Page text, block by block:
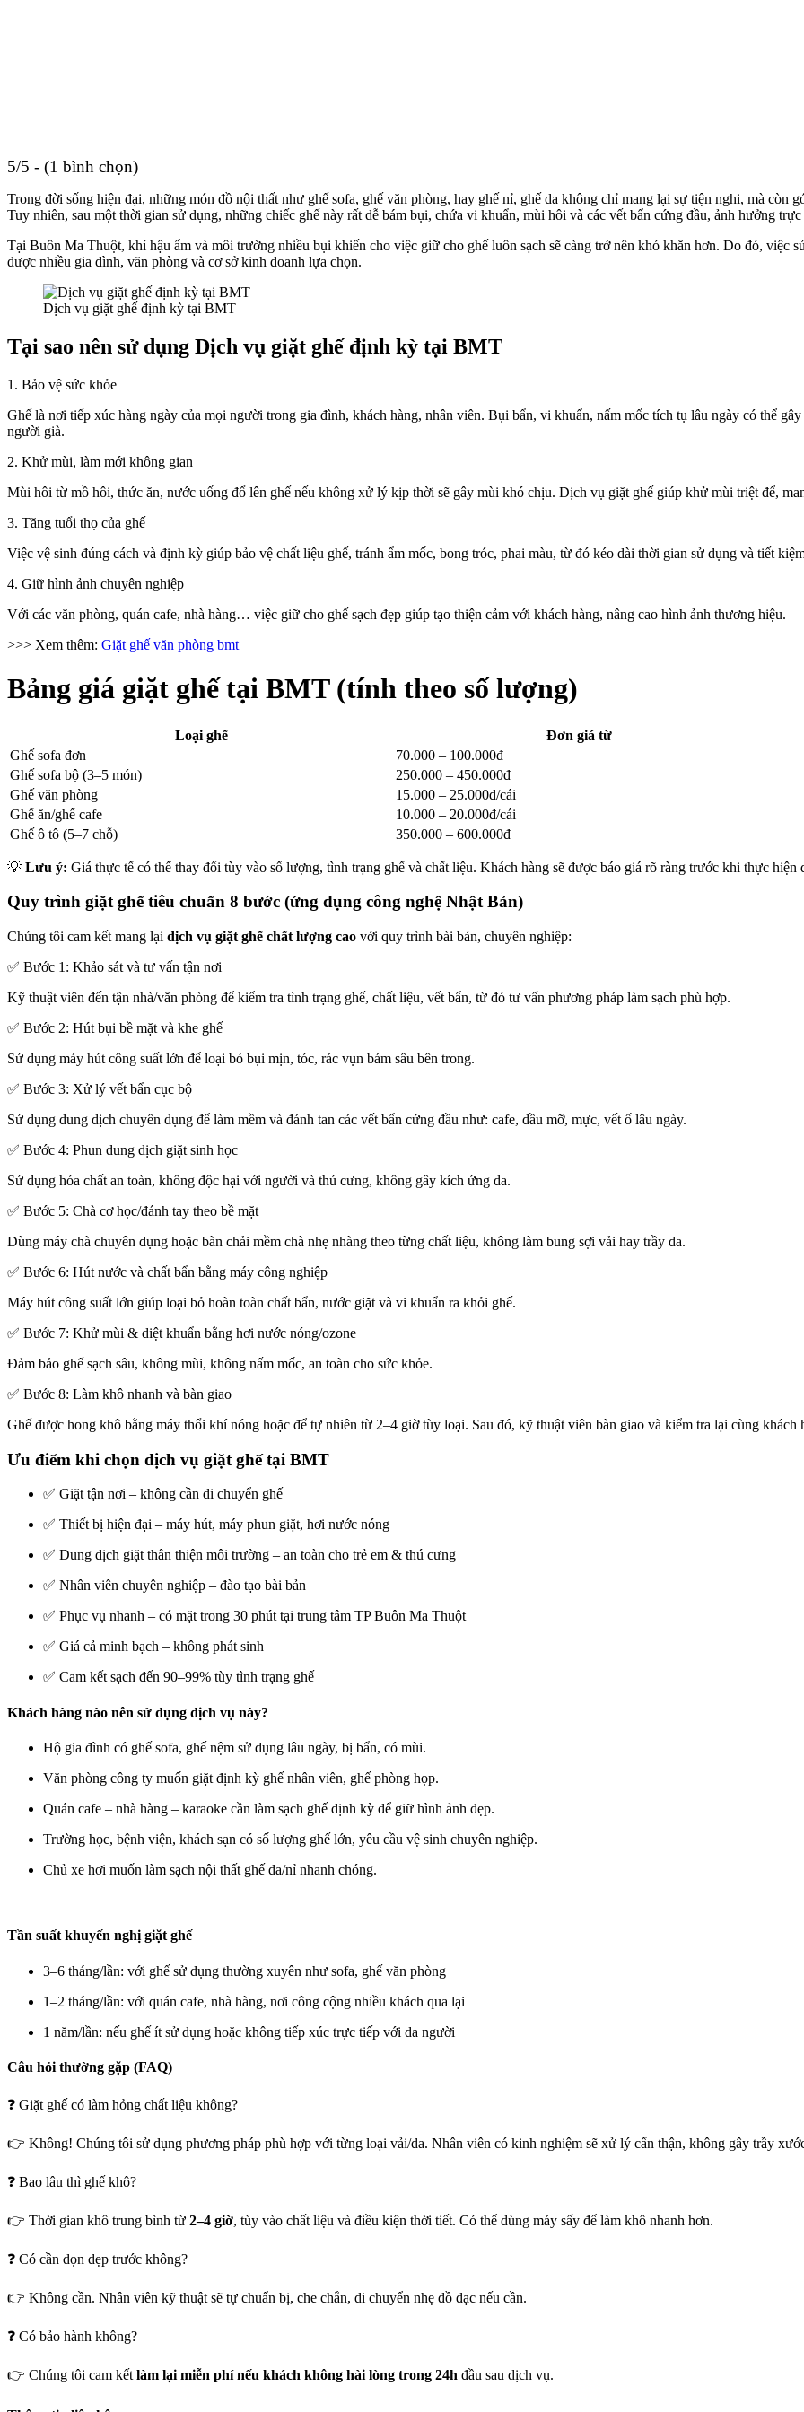
5/5 - (1 bình chọn)
Trong đời sống hiện đại, những món đồ nội thất như ghế sofa, ghế văn phòng, hay ghế nỉ, ghế da không chỉ mang lại sự tiện nghi, mà còn
Tuy nhiên, sau một thời gian sử dụng, những chiếc ghế này rất dễ bám bụi, chứa vi khuẩn, mùi hôi và các vết bẩn cứng đầu, ảnh hưởng
Tại Buôn Ma Thuột, khí hậu ẩm và môi trường nhiều bụi khiến cho việc giữ cho ghế luôn sạch sẽ càng trở nên khó khăn hơn. Do đó, việc
được nhiều gia đình, văn phòng và cơ sở kinh doanh lựa chọn.
Dịch vụ giặt ghế định kỳ tại BMT
Tại sao nên sử dụng Dịch vụ giặt ghế định kỳ tại BMT
1. Bảo vệ sức khỏe
Ghế là nơi tiếp xúc hàng ngày của mọi người trong gia đình, khách hàng, nhân viên. Bụi bẩn, vi khuẩn, nấm mốc tích tụ lâu ngày có thể
người già.
2. Khử mùi, làm mới không gian
Mùi hôi từ mồ hôi, thức ăn, nước uống đổ lên ghế nếu không xử lý kịp thời sẽ gây mùi khó chịu. Dịch vụ giặt ghế giúp khử mùi triệt để,
3. Tăng tuổi thọ của ghế
Việc vệ sinh đúng cách và định kỳ giúp bảo vệ chất liệu ghế, tránh ẩm mốc, bong tróc, phai màu, từ đó kéo dài thời gian sử dụng và tiết
4. Giữ hình ảnh chuyên nghiệp
Với các văn phòng, quán cafe, nhà hàng… việc giữ cho ghế sạch đẹp giúp tạo thiện cảm với khách hàng, nâng cao hình ảnh thương hiệu.
>>> Xem thêm: Giặt ghế văn phòng bmt
Bảng giá giặt ghế tại BMT(tính theo số lượng)
Loại ghế
Đơn giá từ
Ghế sofa đơn
70.000 – 100.000đ
Ghế sofa bộ (3–5 món)
250.000 – 450.000đ
Ghế văn phòng
15.000 – 25.000đ/cái
Ghế ăn/ghế cafe
10.000 – 20.000đ/cái
Ghế ô tô (5–7 chỗ)
350.000 – 600.000đ
💡 Lưu ý: Giá thực tế có thể thay đổi tùy vào số lượng, tình trạng ghế và chất liệu. Khách hàng sẽ được báo giá rõ ràng trước khi thực
Quy trình giặt ghế tiêu chuẩn 8 bước (ứng dụng công nghệ Nhật Bản)
Chúng tôi cam kết mang lại dịch vụ giặt ghế chất lượng cao với quy trình bài bản, chuyên nghiệp:
✅ Bước 1: Khảo sát và tư vấn tận nơi
Kỹ thuật viên đến tận nhà/văn phòng để kiểm tra tình trạng ghế, chất liệu, vết bẩn, từ đó tư vấn phương pháp làm sạch phù hợp.
✅ Bước 2: Hút bụi bề mặt và khe ghế
Sử dụng máy hút công suất lớn để loại bỏ bụi mịn, tóc, rác vụn bám sâu bên trong.
✅ Bước 3: Xử lý vết bẩn cục bộ
Sử dụng dung dịch chuyên dụng để làm mềm và đánh tan các vết bẩn cứng đầu như: cafe, dầu mỡ, mực, vết ố lâu ngày.
✅ Bước 4: Phun dung dịch giặt sinh học
Sử dụng hóa chất an toàn, không độc hại với người và thú cưng, không gây kích ứng da.
✅ Bước 5: Chà cơ học/đánh tay theo bề mặt
Dùng máy chà chuyên dụng hoặc bàn chải mềm chà nhẹ nhàng theo từng chất liệu, không làm bung sợi vải hay trầy da.
✅ Bước 6: Hút nước và chất bẩn bằng máy công nghiệp
Máy hút công suất lớn giúp loại bỏ hoàn toàn chất bẩn, nước giặt và vi khuẩn ra khỏi ghế.
✅ Bước 7: Khử mùi & diệt khuẩn bằng hơi nước nóng/ozone
Đảm bảo ghế sạch sâu, không mùi, không nấm mốc, an toàn cho sức khỏe.
✅ Bước 8: Làm khô nhanh và bàn giao
Ghế được hong khô bằng máy thổi khí nóng hoặc để tự nhiên từ 2–4 giờ tùy loại. Sau đó, kỹ thuật viên bàn giao và kiểm tra lại cùng khách
Ưu điểm khi chọn dịch vụ giặt ghế tại BMT
✅ Giặt tận nơi – không cần di chuyển ghế
✅ Thiết bị hiện đại – máy hút, máy phun giặt, hơi nước nóng
✅ Dung dịch giặt thân thiện môi trường – an toàn cho trẻ em & thú cưng
✅ Nhân viên chuyên nghiệp – đào tạo bài bản
✅ Phục vụ nhanh – có mặt trong 30 phút tại trung tâm TP Buôn Ma Thuột
✅ Giá cả minh bạch – không phát sinh
✅ Cam kết sạch đến 90–99% tùy tình trạng ghế
Khách hàng nào nên sử dụng dịch vụ này?
Hộ gia đình có ghế sofa, ghế nệm sử dụng lâu ngày, bị bẩn, có mùi.
Văn phòng công ty muốn giặt định kỳ ghế nhân viên, ghế phòng họp.
Quán cafe – nhà hàng – karaoke cần làm sạch ghế định kỳ để giữ hình ảnh đẹp.
Trường học, bệnh viện, khách sạn có số lượng ghế lớn, yêu cầu vệ sinh chuyên nghiệp.
Chủ xe hơi muốn làm sạch nội thất ghế da/nỉ nhanh chóng.
Tần suất khuyến nghị giặt ghế
3–6 tháng/lần: với ghế sử dụng thường xuyên như sofa, ghế văn phòng
1–2 tháng/lần: với quán cafe, nhà hàng, nơi công cộng nhiều khách qua lại
1 năm/lần: nếu ghế ít sử dụng hoặc không tiếp xúc trực tiếp với da người
Câu hỏi thường gặp (FAQ)
❓ Giặt ghế có làm hỏng chất liệu không?
👉 Không! Chúng tôi sử dụng phương pháp phù hợp với từng loại vải/da. Nhân viên có kinh nghiệm sẽ xử lý cẩn thận, không gây trầy
❓ Bao lâu thì ghế khô?
👉 Thời gian khô trung bình từ 2–4 giờ, tùy vào chất liệu và điều kiện thời tiết. Có thể dùng máy sấy để làm khô nhanh hơn.
❓ Có cần dọn dẹp trước không?
👉 Không cần. Nhân viên kỹ thuật sẽ tự chuẩn bị, che chắn, di chuyển nhẹ đồ đạc nếu cần.
❓ Có bảo hành không?
👉 Chúng tôi cam kết làm lại miễn phí nếu khách không hài lòng trong 24h đầu sau dịch vụ.